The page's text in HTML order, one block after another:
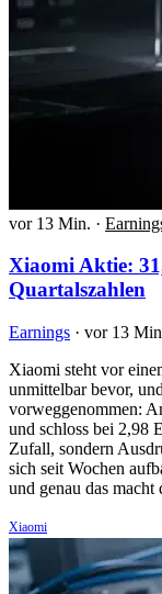
vor 13 Min. ·
Xiaomi Aktie:
Quartalszahlen
Earnings · vor 13
Xiaomi steht vor
unmittelbar bevor,
vorweggenommen:
und schloss bei 2,98
Zufall, sondern
sich seit Wochen
und genau das
Xiaomi